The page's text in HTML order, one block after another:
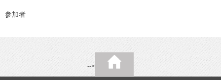
参加者
-->